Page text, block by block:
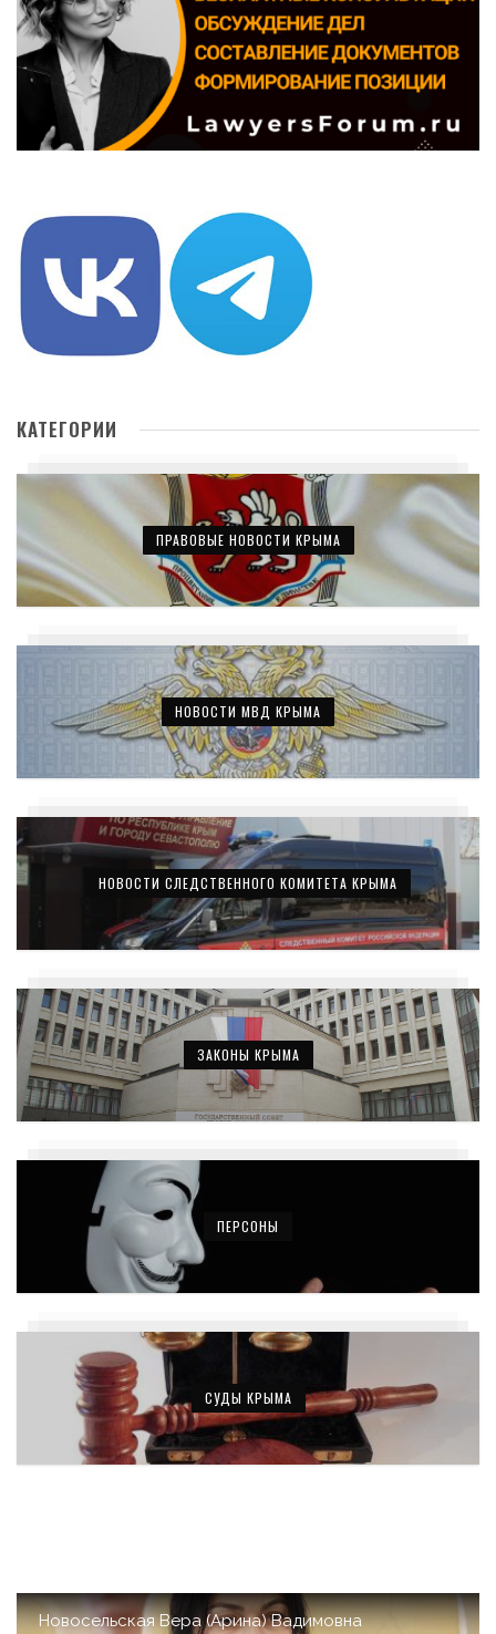
КАТЕГОРИИ
ПРАВОВЫЕ НОВОСТИ КРЫМА
НОВОСТИ МВД КРЫМА
НОВОСТИ СЛЕДСТВЕННОГО КОМИТЕТА КРЫМА
ЗАКОНЫ КРЫМА
ПЕРСОНЫ
СУДЫ КРЫМА
Новосельская Вера (Арина) Вадимовна